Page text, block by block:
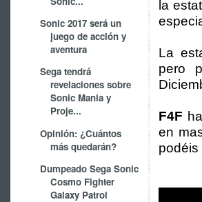
Sonic 2017 será un
juego de acción y
aventura
Sega tendrá
revelaciones sobre
Sonic Mania y
Proje...
Opinión: ¿Cuántos
más quedarán?
Dumpeado Sega Sonic
Cosmo Fighter
Galaxy Patrol
la
La
pero
F4F
en
podéis